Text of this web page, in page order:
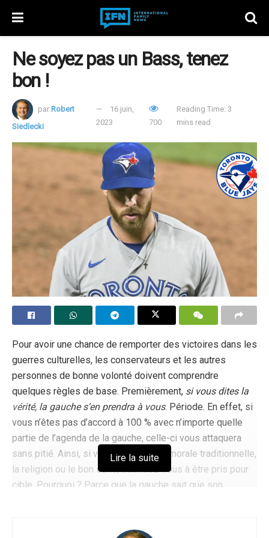
Ne soyez pas un Bass, tenez
bon !
par Robert
Siedlecki
16 juin,
2023
700
Reading Time: 3
mins read
Pour avoir une chance de remporter des victoires dans les
guerres culturelles, les conservateurs et les autres
personnes de bonne volonté doivent comprendre
quelques règles de base. Premièrement, si vous dites la
vérité, la gauche s’en prendra à vous. Période. En effet, si
vous n’êtes pas d’accord à 100 % avec n’importe quelle
partie de l’agenda de la gauche, celle-ci vous attaquera
sans pitié. Ainsi, si vous défendez la morale traditionnelle,
la religion ou le bon sens, attendez-vous à être pris pour
cible. Pourquoi ? Parce que la gauche sait que son
l’essai du dissident tchèque Vaclav Havel
Lire la suite